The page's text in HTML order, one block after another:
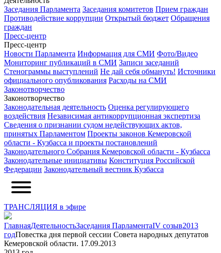
Заседания Парламента Заседания комитетов Прием граждан
Противодействие коррупции Открытый бюджет Обращения
граждан
Пресс-центр
Пресс-центр
Новости Парламента Информация для СМИ Фото/Видео
Мониторинг публикаций в СМИ Записи заседаний
Стенограммы выступлений Не дай себя обмануть! Источники
официального опубликования Расходы на СМИ
Законотворчество
Законотворчество
Законодательная деятельность Оценка регулирующего
воздействия Независимая антикоррупционная экспертиза
Сведения о признании судом недействующих актов,
принятых Парламентом Проекты законов Кемеровской
области - Кузбасса и проекты постановлений
Законодательного Собрания Кемеровской области - Кузбасса
Законодательные инициативы Конституция Российской
Федерации Законодательный вестник Кузбасса
ТРАНСЛЯЦИЯ в эфире
ГлавнаяДеятельностьЗаседания ПарламентаIV созыв2013
годПовестка дня первой сессии Совета народных депутатов
Кемеровской области. 17.09.2013